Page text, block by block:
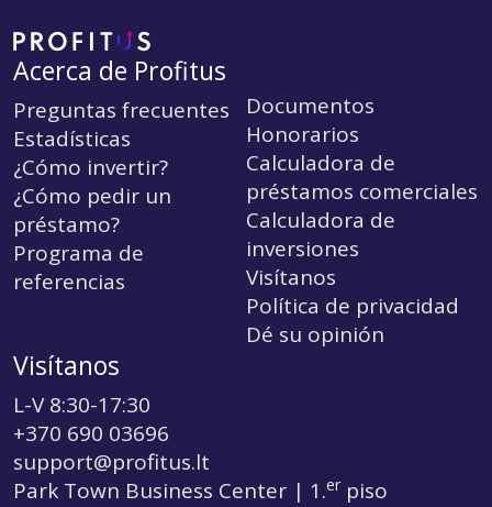
Acerca de Profitus
Preguntas frecuentes
Estadísticas
¿Cómo invertir?
¿Cómo pedir un
préstamo?
Programa de
referencias
Documentos
Honorarios
Calculadora de
préstamos comerciales
Calculadora de
inversiones
Visítanos
Política de privacidad
Dé su opinión
Visítanos
L-V 8:30-17:30
+370 690 03696
support@profitus.lt
Park Town Business Center | 1.erpiso